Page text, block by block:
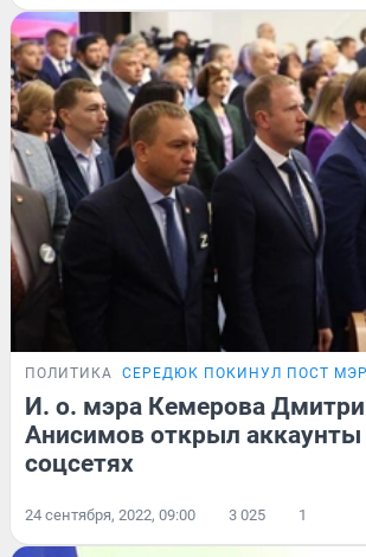
ПОЛИТИКА СЕРЕДЮК ПОКИНУЛ ПОСТ
И. о. мэра Кемерова
Анисимов открыл аккаунты
соцсетях
24 сентября, 2022, 09:00 3 025 1